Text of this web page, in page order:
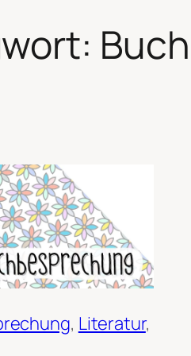
, Literatur